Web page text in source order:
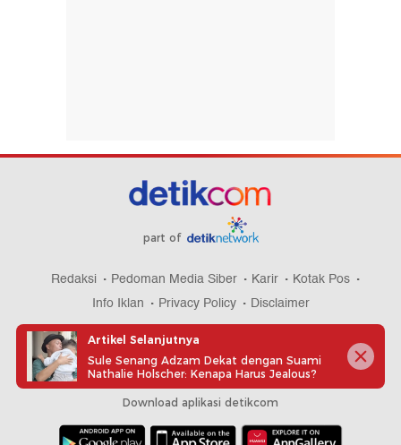
part of
Redaksi Pedoman Media Siber Karir
Kotak Pos
Info Iklan
Privacy Policy Disclaimer
Download aplikasi detikcom
Artikel Selanjutnya
Sule Senang Adzam Dekat dengan Suami
Nathalie Holscher: Kenapa Harus Jealous?